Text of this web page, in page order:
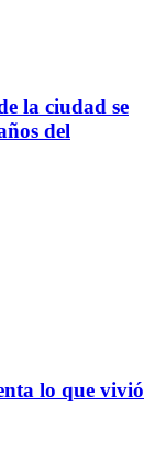
la ciudad se
del
lo que vivió